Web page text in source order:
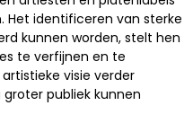
Het identificeren van sterke
kunnen worden, stelt hen
te verfijnen en te
visie verder
publiek kunnen